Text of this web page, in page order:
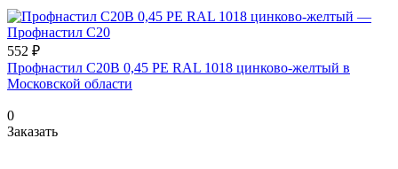
552 ₽
Профнастил С20В 0,45 PE RAL 1018 цинково-желтый в
Московской области
0
Заказать